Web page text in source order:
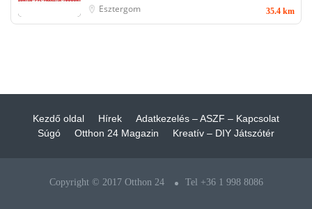
Esztergom
35.4 km
Kezdő oldal Hírek
Adatkezelés – ASZF – Kapcsolat
Súgó
Otthon 24 Magazin Kreatív – DIY Játszótér
Copyright © 2017 Otthon 24 Tel +36 1 998 8086